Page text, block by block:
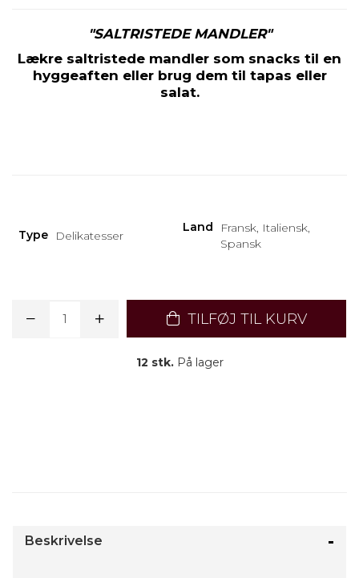
"SALTRISTEDE MANDLER"
Lækre saltristede mandler som snacks til en
hyggeaften eller brug dem til tapas eller
salat.
Type Delikatesser
Land
Fransk, Italiensk,
Spansk
TILFØJ TIL KURV
12 stk.På lager
Beskrivelse